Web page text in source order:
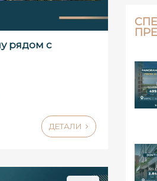
рядом с
ДЕТАЛИ